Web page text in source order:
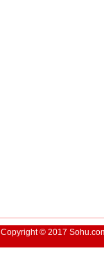
Copyright © 2017